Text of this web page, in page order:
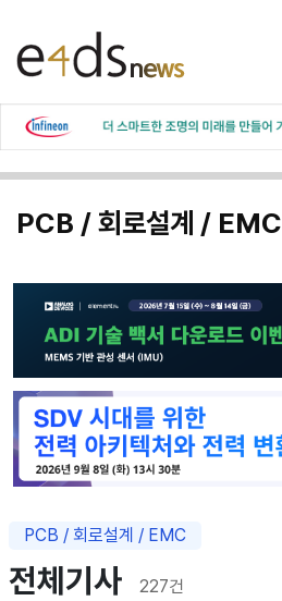
PCB / 회로설계 / EMC
PCB / 회로설계 / EMC
전체기사 227건